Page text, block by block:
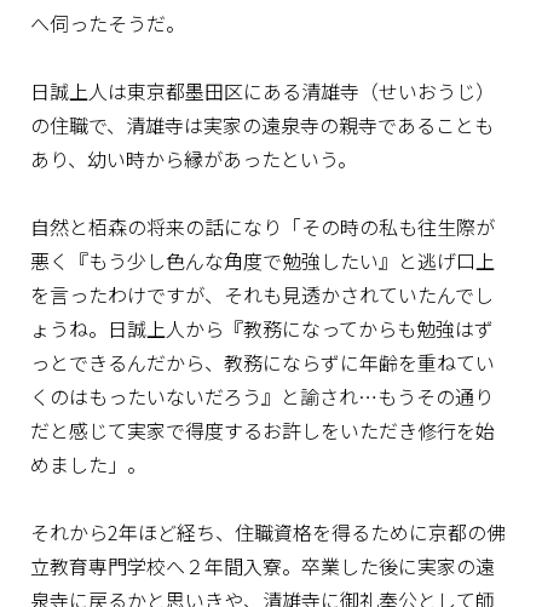
へ伺ったそうだ。
日誠上人は東京都墨田区にある清雄寺（せいおうじ）
の住職で、清雄寺は実家の遠泉寺の親寺であることも
あり、幼い時から縁があったという。
自然と栢森の将来の話になり「その時の私も往生際が
悪く『もう少し色んな角度で勉強したい』と逃げ口上
を言ったわけですが、それも見透かされていたんでし
ょうね。日誠上人から『教務になってからも勉強はず
っとできるんだから、教務にならずに年齢を重ねてい
くのはもったいないだろう』と諭され…もうその通り
だと感じて実家で得度するお許しをいただき修行を始
めました」。
それから2年ほど経ち、住職資格を得るために京都の佛
立教育専門学校へ２年間入寮。卒業した後に実家の遠
泉寺に戻るかと思いきや、清雄寺に御礼奉公として師